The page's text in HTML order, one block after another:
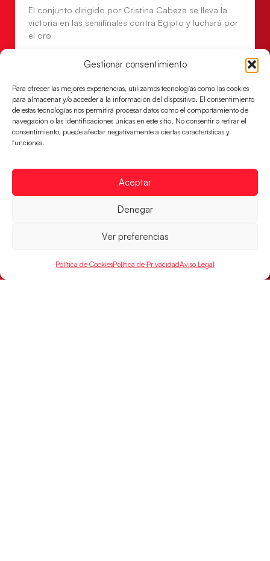
Gestionar consentimiento
Para ofrecer las mejores experiencias, utilizamos tecnologías como las cookies
para almacenar y/o acceder a la información del dispositivo. El consentimiento
de estas tecnologías nos permitirá procesar datos como el comportamiento de
navegación o las identificaciones únicas en este sitio. No consentir o retirar el
consentimiento, puede afectar negativamente a ciertas características y
funciones.
Aceptar
Denegar
Ver preferencias
Política de CookiesPolítica de PrivacidadAviso Legal
El conjunto dirigido por Cristina Cabeza se lleva la
victoria en las semifinales contra Egipto y luchará por
el oro
Alemania y disputarán el encuentro por el bronce el